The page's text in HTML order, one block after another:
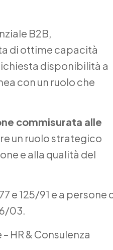
B2B,
di ottime capacità
disponibilità a
con un ruolo che
commisurata alle
un ruolo strategico
e alla qualità del
e 125/91 e a persone
03.
HR & Consulenza